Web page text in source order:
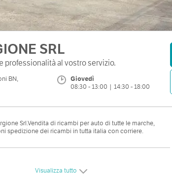
SRL
professionalità al vostro servizio.
BN,
Giovedì
08:30 - 13:00 | 14:30 - 18:00
Srl.Vendita di ricambi per auto di tutte le marche,
spedizione dei ricambi in tutta italia con corriere.
Visualizza tutto